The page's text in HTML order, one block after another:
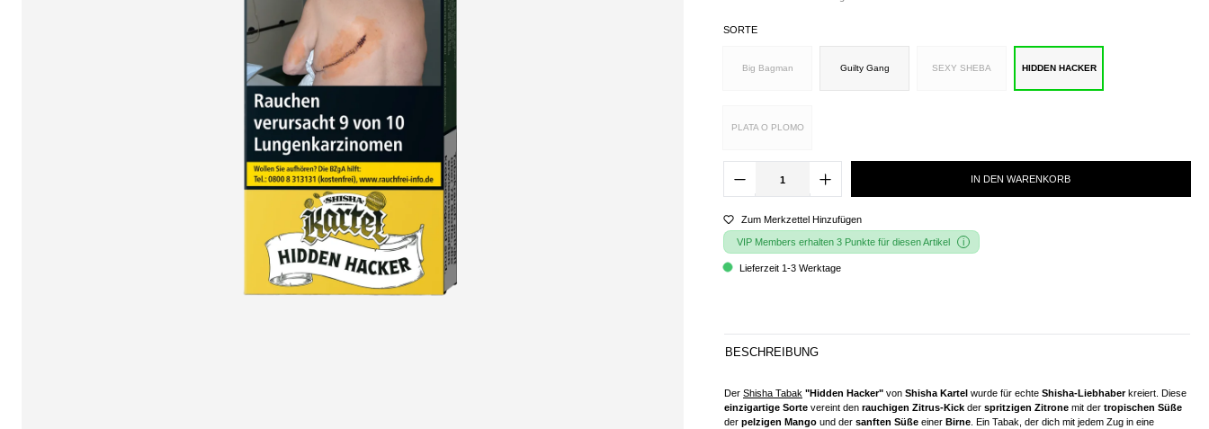
SORTE
Big Bagman Guilty Gang SEXY SHEBA HIDDEN HACKER
PLATA O PLOMO
IN DEN WARENKORB
Zum Merkzettel Hinzufügen
VIP Members erhalten 3 Punkte für diesen Artikel
Lieferzeit 1-3 Werktage
BESCHREIBUNG
Der Shisha Tabak "Hidden Hacker" von Shisha Kartel wurde für echte Shisha-Liebhaberkreiert. Diese
einzigartige Sorte vereint den rauchigen Zitrus-Kick der spritzigen Zitrone mit der tropischen Süße
der pelzigen Mango und der sanften Süße einer Birne . Ein Tabak, der dich mit jedem Zug in eine